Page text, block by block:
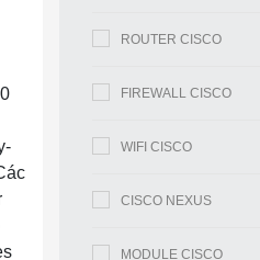
ROUTER CISCO
FIREWALL CISCO
WIFI CISCO
CISCO NEXUS
MODULE CISCO